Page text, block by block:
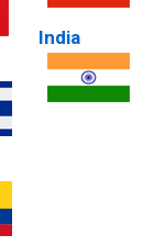
India